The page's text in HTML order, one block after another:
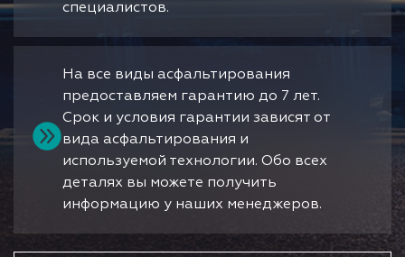
специалистов.
На все виды асфальтирования
предоставляем гарантию до 7 лет.
Срок и условия гарантии зависят от
вида асфальтирования и
используемой технологии. Обо всех
деталях вы можете получить
информацию у наших менеджеров.